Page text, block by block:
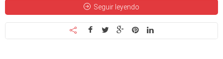
Seguir leyendo